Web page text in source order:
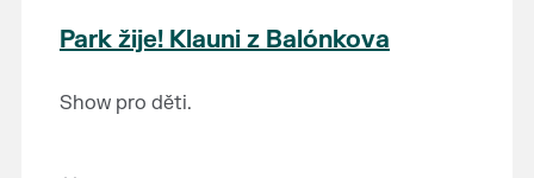
krajina na světě, která je zapsána na Seznam
světového přírodního a kulturního dědictví
Park žije! Klauni z Balónkova
Show pro děti.